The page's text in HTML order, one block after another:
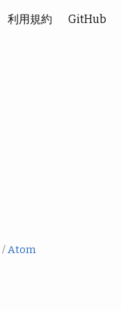
利用規約 GitHub
/Atom